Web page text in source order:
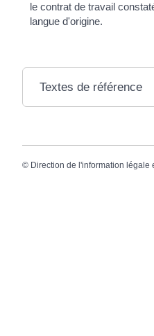
le contrat de travail
langue d'origine.
Textes de référence
© Direction de l'information légale